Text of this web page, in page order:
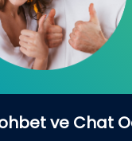
ve Chat